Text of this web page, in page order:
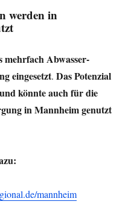
werden in
Abwasser-
eingesetzt.Das Potenzial
könnte auch für die
in Mannheim genutzt
mannheim